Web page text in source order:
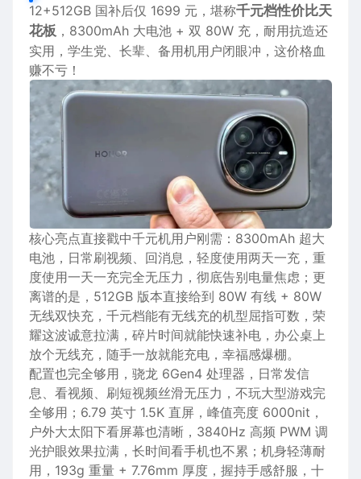
12+512GB 国补后仅 1699 元，堪称千元档性价比天
花板 ，8300mAh 大电池 + 双 80W 充，耐用抗造还
实用， 学生党、长辈、备用机用户闭眼冲，这价格血
赚不亏！
核心亮点直接戳中千元机用户刚需：8300mAh 超大
电池 ，日常刷视频 、回消息 ，轻度使用两天一充，重
度使用一天一充完全无压力 ，彻底告别电量焦虑 ；更
离谱的是 ，512GB 版本直接给到 80W 有线 + 80W
无线双快充 ，千元档能有无线充的机型屈指可数，荣
耀这波诚意拉满， 碎片时间就能快速补电，办公桌上
放个无线充，随手一放就能充电 ，幸福感爆棚。
配置也完全够用， 骁龙 6Gen4 处理器 ，日常发信
息 、看视频、刷短视频丝滑无压力，不玩大型游戏完
全够用；6.79 英寸 1.5K 直屏， 峰值亮度 6000nit，
户外大太阳下看屏幕也清晰，3840Hz 高频 PWM 调
光护眼效果拉满， 长时间看手机也不累； 机身轻薄耐
用，193g 重量 + 7.76mm 厚度 ，握持手感舒服，十